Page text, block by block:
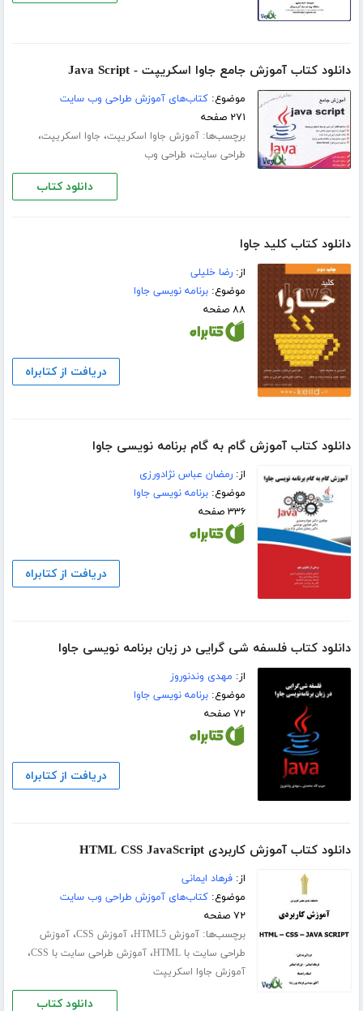
دانلود کتاب آموزش جامع جاوا اسکریپت - Java Script
موضوع:کتاب‌های آموزش طراحی وب سایت
۲۷۱ صفحه
برچسب‌ها:آموزش جاوا اسکریپت، جاوا اسکریپت،
طراحی سایت، طراحی وب
دانلود کتاب
دانلود کتاب کلید جاوا
از:رضا خلیلی
موضوع:برنامه نویسی جاوا
۸۸ صفحه
دریافت از کتابراه
دانلود کتاب آموزش گام به گام برنامه نویسی جاوا
از:رمضان عباس نژادورزی
موضوع:برنامه نویسی جاوا
۳۳۶ صفحه
دریافت از کتابراه
دانلود کتاب فلسفه شی گرایی در زبان برنامه نویسی جاوا
از: مهدی وندنوروز
موضوع:برنامه نویسی جاوا
۷۲ صفحه
دریافت از کتابراه
دانلود کتاب آموزش کاربردی HTML CSS JavaScript
از:فرهاد ایمانی
موضوع:کتاب‌های آموزش طراحی وب سایت
۷۲ صفحه
برچسب‌ها:آموزش HTML5 ،آموزش CSS ،آموزش
طراحی سایت با HTML
،آموزش طراحی سایت با CSS ،
آموزش جاوا اسکریپت
دانلود کتاب